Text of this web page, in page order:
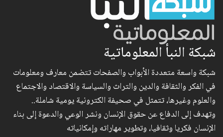
شبكة النبأ المعلوماتية
شبكة واسعة متعددة الأبواب والصفحات تتضمن معارف ومعلومات
في الفكر والثقافة والدين والتراث والسياسة والاقتصاد والاجتماع
والعلوم وغيرها، تتمثل في صحيفة الكترونية يومية شاملة..
وتهدف إلى الدفاع عن حقوق الإنسان ونشر الوعي والدعوة إلى بناء
الإنسان فكريا وثقافيا، وتطوير مهاراته وإمكانياته